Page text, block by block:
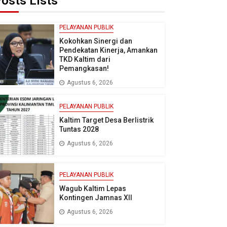
PELAYANAN PUBLIK
Kokohkan Sinergi dan
Pendekatan Kinerja, Amankan
TKD Kaltim dari
Pemangkasan!
Agustus 6, 2026
PELAYANAN PUBLIK
Kaltim Target Desa Berlistrik
Tuntas 2028
Agustus 6, 2026
PELAYANAN PUBLIK
Wagub Kaltim Lepas
Kontingen Jamnas XII
Agustus 6, 2026